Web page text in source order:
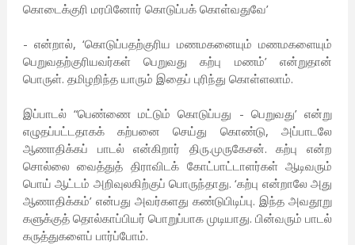
கொடைக்குரி மரபினோர் கொடுப்பக் கொள்வதுவே’
- என்றால், ‘கொடுப்பதற்குரிய மணமகனையும் மணமகளையும்
பெறுவதற்குரியவர்கள் பெறுவது கற்பு மணம்’ என்றுதான்
பொருள். தமிழறிந்த யாரும் இதைப் புரிந்து கொள்ளலாம்.
இப்பாடல் “பெண்ணை மட்டும் கொடுப்பது - பெறுவது’ என்று
எழுதப்பட்டதாகக் கற்பனை செய்து கொண்டு, அப்பாடலே
ஆணாதிக்கப் பாடல் என்கிறார் திரு.முருகேசன். கற்பு என்ற
சொல்லை வைத்துத் திராவிடக் கோட்பாட்டாளர்கள் ஆடிவரும்
பொய் ஆட்டம் அறிவுலகிற்குப் பொருந்தாது. ‘கற்பு என்றாலே அது
ஆணாதிக்கம்’ என்பது அவர்களது கண்டுபிடிப்பு. இந்த அவதூறு
களுக்குத் தொல்காப்பியர் பொறுப்பாக முடியாது. பின்வரும் பாடல்
கருத்துகளைப் பார்ப்போம்.